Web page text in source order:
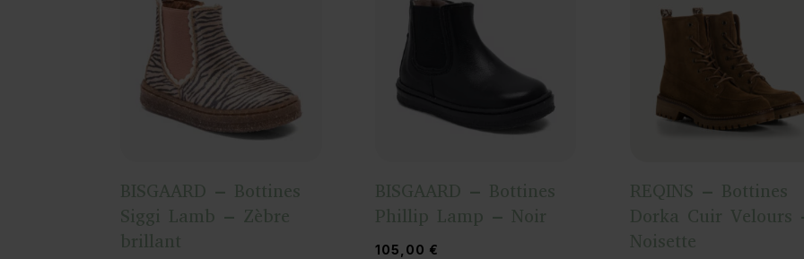
BISGAARD – Bottines
Siggi Lamb – Zèbre
brillant
BISGAARD – Bottines
Phillip Lamp – Noir
105,00 €
REQINS – Bottines
Dorka Cuir Velours
Noisette